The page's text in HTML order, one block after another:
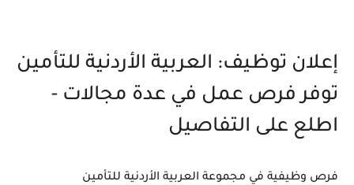
إعلان توظيف: العربية الأردنية للتأمين
توفر فرص عمل في عدة مجالات -
اطلع على التفاصيل
فرص وظيفية في مجموعة العربية الأردنية للتأمين